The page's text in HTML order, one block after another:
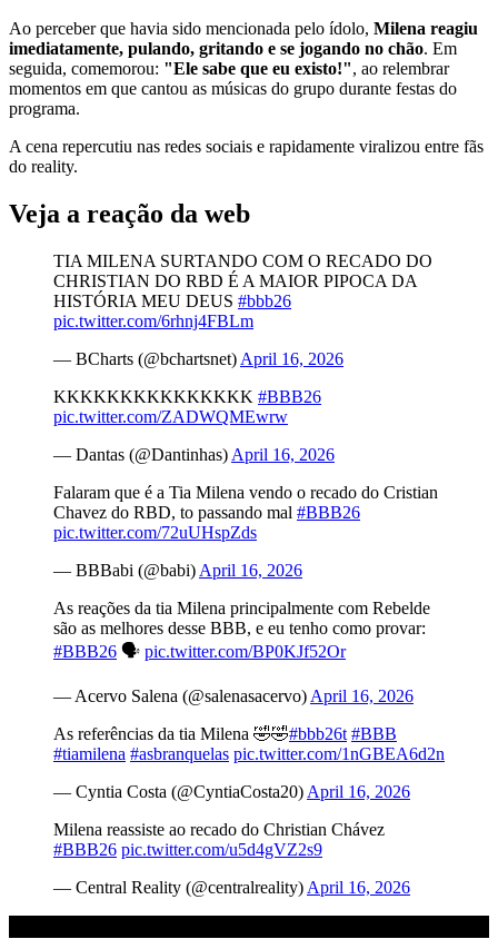
Ao perceber que havia sido mencionada pelo ídolo, Milena reagiu
imediatamente, pulando, gritando e se jogando no chão. Em
seguida, comemorou: "Ele sabe que eu existo!", ao relembrar
momentos em que cantou as músicas do grupo durante festas do
programa.
A cena repercutiu nas redes sociais e rapidamente viralizou entre fãs
do reality.
Veja a reação da web
TIA MILENA SURTANDO COM O RECADO DO
CHRISTIAN DO RBD É A MAIOR PIPOCA DA
HISTÓRIA MEU DEUS #bbb26
pic.twitter.com/6rhnj4FBLm
— BCharts (@bchartsnet) April 16, 2026
KKKKKKKKKKKKKKK #BBB26
pic.twitter.com/ZADWQMEwrw
— Dantas (@Dantinhas) April 16, 2026
Falaram que é a Tia Milena vendo o recado do Cristian
Chavez do RBD, to passando mal #BBB26
pic.twitter.com/72uUHspZds
— BBBabi (@babi) April 16, 2026
As reações da tia Milena principalmente com Rebelde
são as melhores desse BBB, e eu tenho como provar:
#BBB26 🗣️ pic.twitter.com/BP0KJf52Or
— Acervo Salena (@salenasacervo) April 16, 2026
As referências da tia Milena 🤣🤣#bbb26t #BBB
#tiamilena #asbranquelas pic.twitter.com/1nGBEA6d2n
— Cyntia Costa (@CyntiaCosta20) April 16, 2026
Milena reassiste ao recado do Christian Chávez
#BBB26 pic.twitter.com/u5d4gVZ2s9
— Central Reality (@centralreality) April 16, 2026